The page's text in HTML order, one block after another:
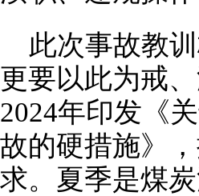
此次事故教
更要以此为戒
2024年印发《
故的硬措施》
求。夏季是煤